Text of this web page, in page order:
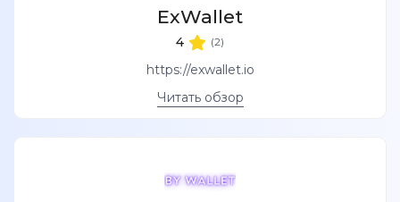
ExWallet
4 (2)
https://exwallet.io
Читать обзор